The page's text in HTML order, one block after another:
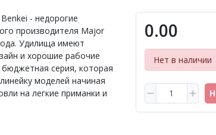
0.00
Нет в наличии
- недорогие
производителя Major
Удилища имеют
и хорошие рабочие
бюджетная серия, которая
моделей начиная
на легкие приманки и